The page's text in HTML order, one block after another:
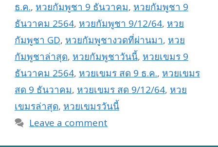
ธ.ค., หวยกัมพูชา 9 ธันวาคม, หวยกัมพูชา 9
ธันวาคม 2564, หวยกัมพูชา 9/12/64, หวย
กัมพูชา GD, หวยกัมพูชางวดที่ผ่านมา, หวย
กัมพูชาล่าสุด, หวยกัมพูชาวันนี้, หวยเขมร 9
ธันวาคม 2564, หวยเขมร สด 9 ธ.ค., หวยเขมร
สด 9 ธันวาคม, หวยเขมร สด 9/12/64, หวย
เขมรล่าสุด, หวยเขมรวันนี้
Leave a comment